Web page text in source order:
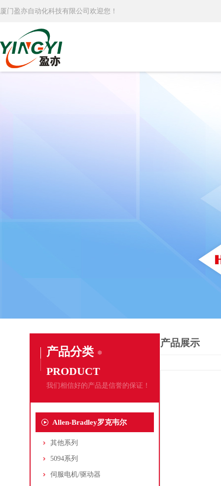
厦门盈亦自动化科技有限公司欢迎您！
产品分类
PRODUCT
我们相信好的产品是信誉的保证！
Allen-Bradley罗克韦尔
其他系列
5094系列
伺服电机/驱动器
产品展示